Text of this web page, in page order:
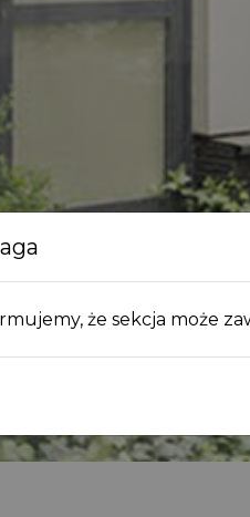
że sekcja może